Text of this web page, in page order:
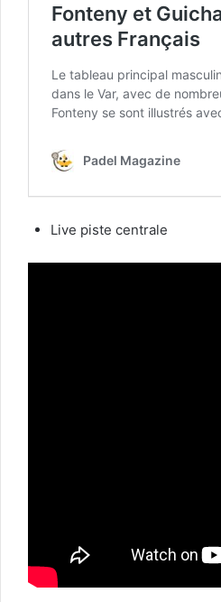
Live piste centrale